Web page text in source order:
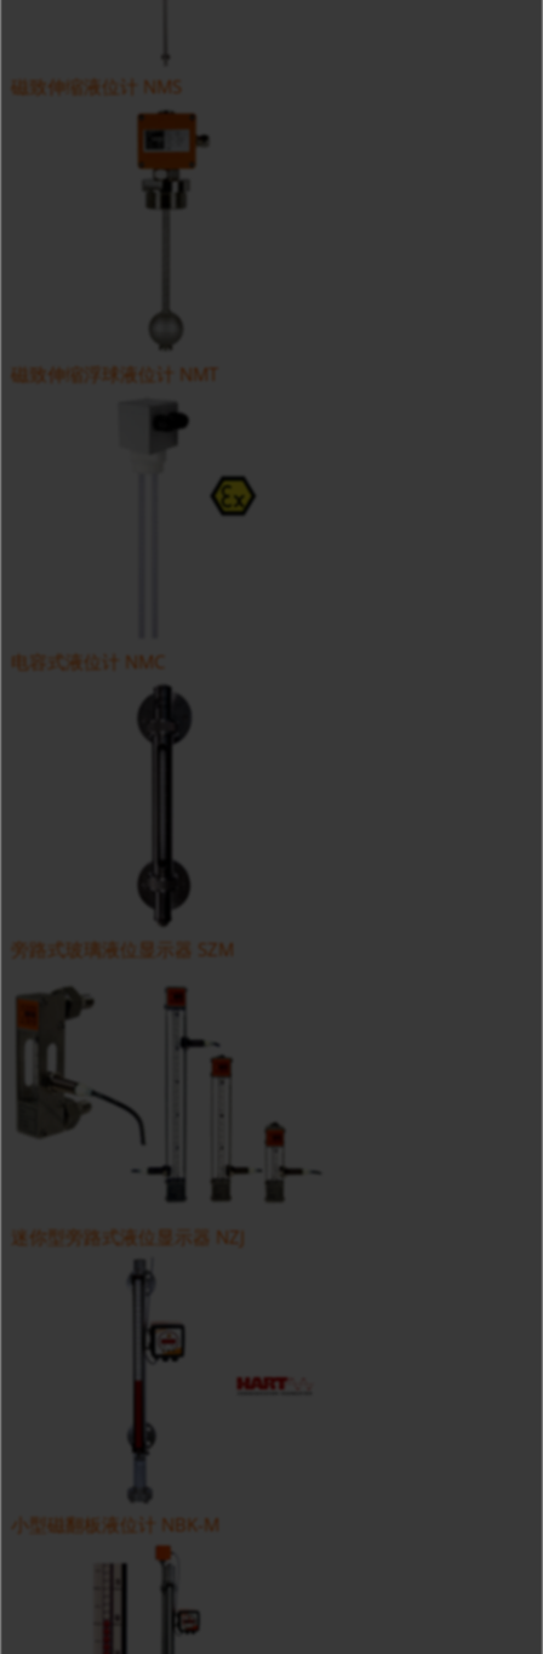
磁致伸缩液位计 NMS
磁致伸缩浮球液位计 NMT
电容式液位计 NMC
旁路式玻璃液位显示器 SZM
迷你型旁路式液位显示器 NZJ
小型磁翻板液位计 NBK-M